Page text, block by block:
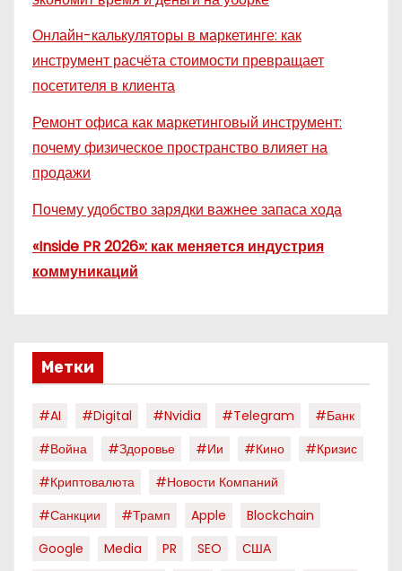
Онлайн-калькуляторы в маркетинге: как
инструмент расчёта стоимости превращает
посетителя в клиента
Ремонт офиса как маркетинговый инструмент:
почему физическое пространство влияет на
продажи
Почему удобство зарядки важнее запаса хода
«Inside PR 2026»: как меняется индустрия
коммуникаций
Метки
#AI #digital #nvidia #telegram
#банк
#война
#здоровье #ии #кино
#кризис
#криптовалюта
#новости Компаний
#санкции
#трамп Apple
Blockchain
Google
Media PR SEO
США